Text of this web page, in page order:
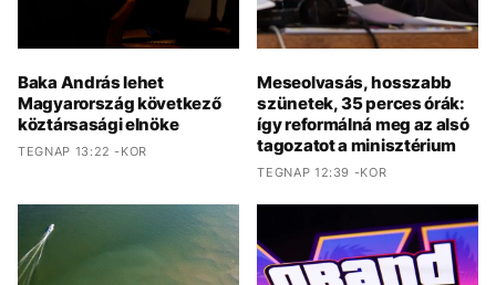
Baka András lehet
Magyarország következő
köztársasági elnöke
TEGNAP 13:22 -KOR
Meseolvasás, hosszabb
szünetek, 35 perces órák:
így reformálná meg az alsó
tagozatot a minisztérium
TEGNAP 12:39 -KOR